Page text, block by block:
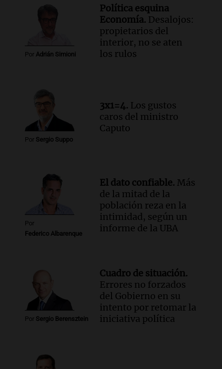
compras de Antonella: bromas en
Rosario.
Viva la Radio Rosario
Episodios
Audio.Luciano Cáceres llega a Córdoba a
Amamos Argentina
Episodios
Por Adrián Simioni
Política esquina
Economía. Desalojos:
propietarios del
interior, no se aten
los rulos
Por Sergio Suppo
3x1=4. Los gustos
caros del ministro
Caputo
Por
Federico Albarenque
El dato confiable. Más
de la mitad de la
población reza en la
intimidad, según un
informe de la UBA
Por Sergio Berensztein
Cuadro de situación.
Errores no forzados
del Gobierno en su
intento por retomar la
iniciativa política